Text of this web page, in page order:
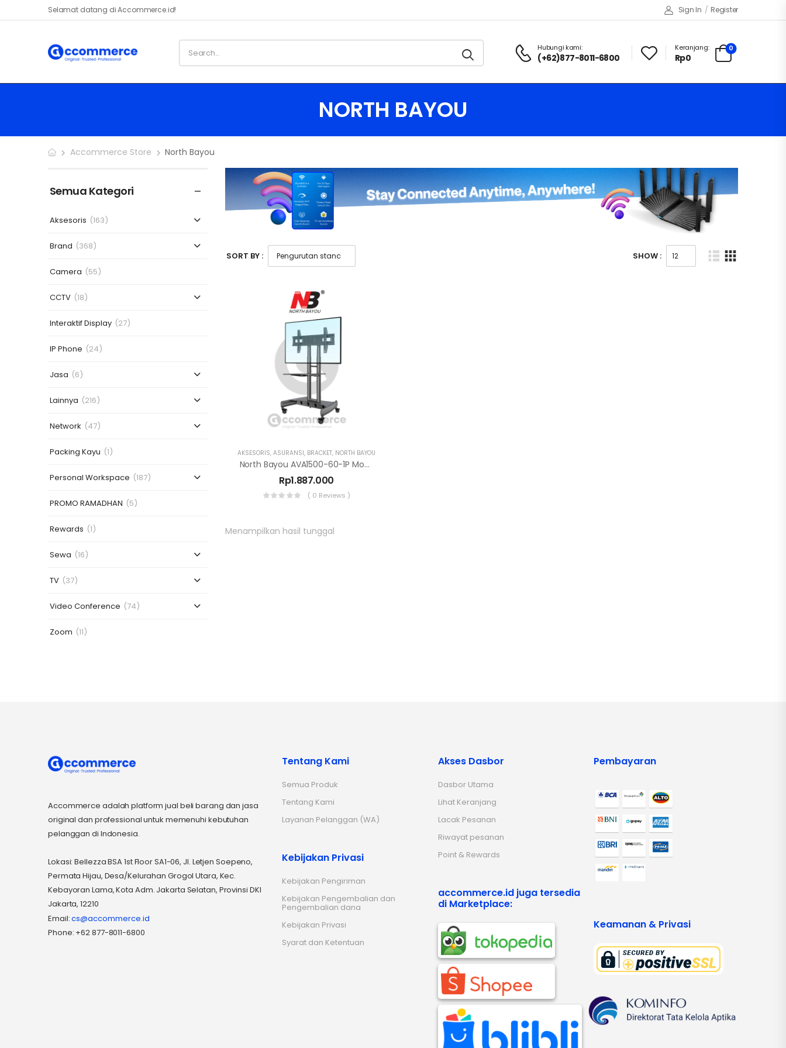
Selamat datang di Accommerce.id! Sign In / Register
Hubungi kami:
(+62)877-8011-6800
Keranjang:
Rp0
0
NORTH BAYOU
Accommerce Store North Bayou
Semua Kategori
Aksesoris (163)
Brand (368)
Camera (55)
CCTV (18)
Interaktif Display (27)
IP Phone (24)
Jasa (6)
Lainnya (216)
Network (47)
Packing Kayu (1)
Personal Workspace (187)
PROMO RAMADHAN (5)
Rewards (1)
Sewa (16)
TV (37)
Video Conference (74)
Zoom (11)
SORT BY : SHOW :
AKSESORIS,ASURANSI, BRACKET, NORTH BAYOU
North Bayou AVA1500-60-1P Mobile TV Stand Trolley 60-100 Inch
Rp1.887.000
( 0 Reviews )
Menampilkan hasil tunggal
Accommerce adalah platform jual beli barang dan jasa
original dan professional untuk memenuhi kebutuhan
pelanggan di Indonesia.
Lokasi: Bellezza BSA 1st Floor SA1-06, Jl. Letjen Soepeno,
Permata Hijau, Desa/Kelurahan Grogol Utara, Kec.
Kebayoran Lama, Kota Adm. Jakarta Selatan, Provinsi DKI
Jakarta, 12210
Email:cs@accommerce.id
Phone: +62 877-8011-6800
Tentang Kami
Semua Produk
Tentang Kami
Layanan Pelanggan (WA)
Kebijakan Privasi
Kebijakan Pengiriman
Kebijakan Pengembalian dan
Pengembalian dana
Kebijakan Privasi
Syarat dan Ketentuan
Akses Dasbor
Dasbor Utama
Lihat Keranjang
Lacak Pesanan
Riwayat pesanan
Point & Rewards
accommerce.id juga tersedia
di Marketplace:
Pembayaran
Keamanan & Privasi